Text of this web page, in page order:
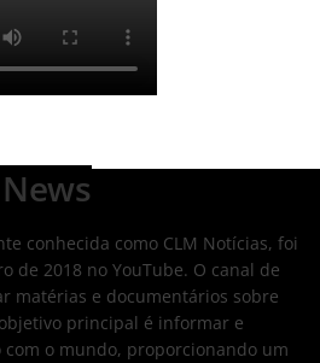
conhecida como CLM Notícias, foi
de 2018 no YouTube. O canal de
matérias e documentários sobre
principal é informar e
com o mundo, proporcionando um